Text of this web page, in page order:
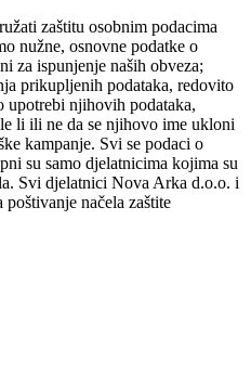
zaštitu osobnim podacima
nužne, osnovne podatke o
za ispunjenje naših obveza;
prikupljenih podataka, redovito
upotrebi njihovih podataka,
li ili ne da se njihovo ime ukloni
kampanje. Svi se podaci o
su samo djelatnicima kojima su
Svi djelatnici Nova Arka d.o.o. i
načela zaštite